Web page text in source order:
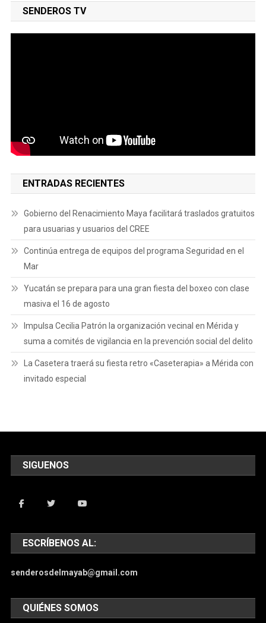
SENDEROS TV
ENTRADAS RECIENTES
Gobierno del Renacimiento Maya facilitará traslados gratuitos
para usuarias y usuarios del CREE
Continúa entrega de equipos del programa Seguridad en el
Mar
Yucatán se prepara para una gran fiesta del boxeo con clase
masiva el 16 de agosto
Impulsa Cecilia Patrón la organización vecinal en Mérida y
suma a comités de vigilancia en la prevención social del delito
La Casetera traerá su fiesta retro «Caseterapia» a Mérida con
invitado especial
SIGUENOS
ESCRÍBENOS AL:
senderosdelmayab@gmail.com
QUIÉNES SOMOS